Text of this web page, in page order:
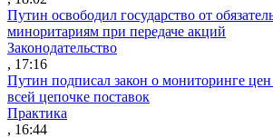
Путин освободил государство от
миноритариям при передаче акций
Законодательство
, 17:16
Путин подписал закон о мониторинге
всей цепочке поставок
Практика
, 16:44